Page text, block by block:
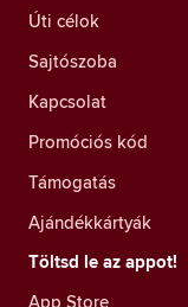
Úti célok
Sajtószoba
Kapcsolat
Promóciós kód
Támogatás
Ajándékkártyák
Töltsd le az appot!
App Store